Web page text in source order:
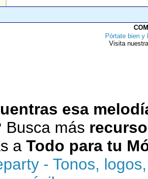
Pórtate bien y
Visita
esa
Busca más
a Todo para tu
- Tonos,